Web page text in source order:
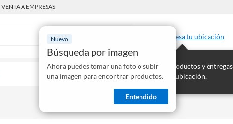
VENTA A EMPRESAS
Nuevo
Búsqueda por imagen
Ahora puedes tomar una foto o subir
una imagen para encontrar productos.
Entendido
Ingresa tu ubicación
Mostraremos los productos y entregas
disponibles para tu ubicación.